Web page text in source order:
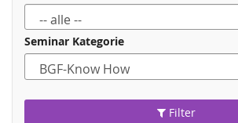
Seminar Kategorie
Filter